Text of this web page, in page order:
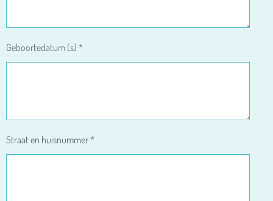
Geboortedatum (s) *
Straat en huisnummer *